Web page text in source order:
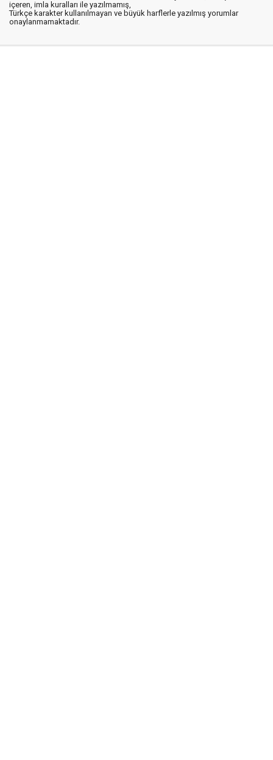
içeren, imla kuralları ile yazılmamış,
Türkçe karakter kullanılmayan ve büyük harflerle yazılmış yorumlar
onaylanmamaktadır.